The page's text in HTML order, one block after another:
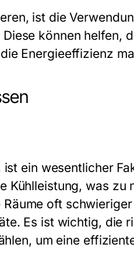
ist die
können helfen,
Energieeffizienz
ein wesentlicher
Kühlleistung, was zu
oft
Es ist wichtig, die
um eine